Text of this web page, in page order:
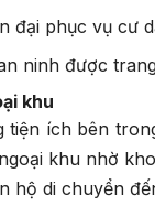
đại phục vụ cư
ninh được
khu
tiện ích bên
khu nhờ
hộ di chuyển